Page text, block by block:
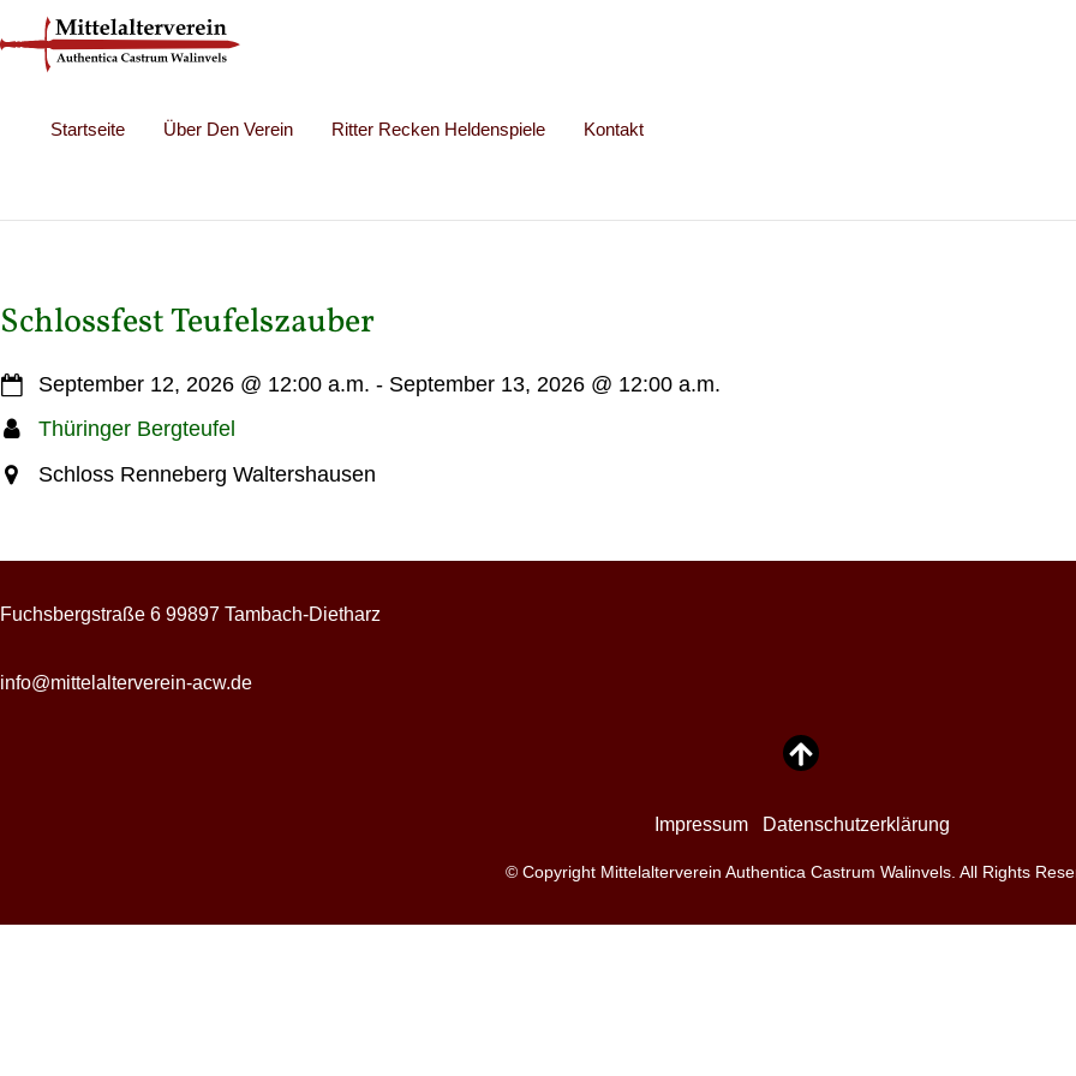
Startseite Über Den Verein Ritter Recken Heldenspiele Kontakt
Schlossfest Teufelszauber
September 12, 2026 @ 12:00 a.m. - September 13, 2026@ 12:00 a.m.
Thüringer Bergteufel
Schloss Renneberg Waltershausen
Fuchsbergstraße 6 99897 Tambach-Dietharz
info@mittelalterverein-acw.de
Impressum Datenschutzerklärung
© Copyright Mittelalterverein Authentica Castrum Walinvels. All Rights